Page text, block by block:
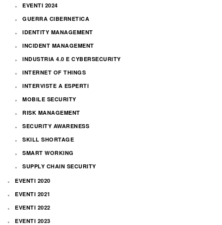
EVENTI 2024
GUERRA CIBERNETICA
IDENTITY MANAGEMENT
INCIDENT MANAGEMENT
INDUSTRIA 4.0 E CYBERSECURITY
INTERNET OF THINGS
INTERVISTE A ESPERTI
MOBILE SECURITY
RISK MANAGEMENT
SECURITY AWARENESS
SKILL SHORTAGE
SMART WORKING
SUPPLY CHAIN SECURITY
EVENTI 2020
EVENTI 2021
EVENTI 2022
EVENTI 2023